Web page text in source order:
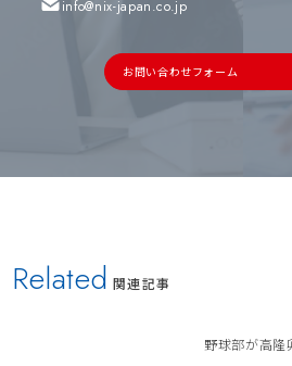
info@nix-japan.co.jp
お問い合わせフォーム
Related 関連記事
野球部が高隆